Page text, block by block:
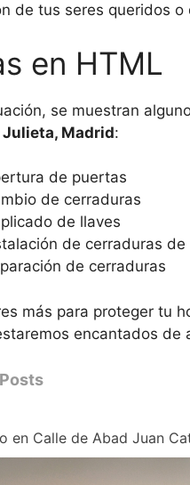
de tus seres queridos
en HTML
se muestran
Julieta, Madrid:
de puertas
de cerraduras
de llaves
de cerraduras de
de cerraduras
más para proteger tu
encantados de
en Calle de Abad Juan